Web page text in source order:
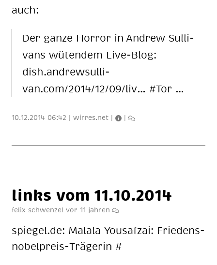
auch:
Der gan­ze Hor­ror in An­drew Sul­li­
vans wü­ten­dem Live-Blog:
dish.an­drewsul­li­
van.com/2014/12/09/liv… #Tor­ …
10.12.2014 06:42 | wirres.net | |
links vom 11.10.2014
felix schwenzel vor 11 jahren
spie­gel.de: Ma­la­la You­saf­zai: Frie­dens­
no­bel­preis-Trä­ge­rin #